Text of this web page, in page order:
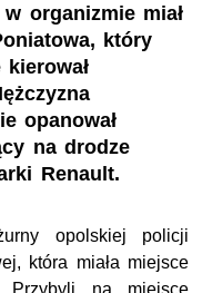
organizmie miał
który
opanował
na drodze
Renault.
opolskiej policji
która miała miejsce
na miejsce